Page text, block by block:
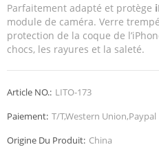
Parfaitement adapté et protège
module de caméra. Verre
protection de la coque de
chocs, les rayures et la saleté.
Article NO.: LITO-173
Paiement: T/T,Western Union,Paypal
Origine Du Produit: China